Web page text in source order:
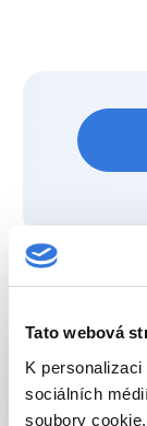
Tato webová
K
sociálních
soubory